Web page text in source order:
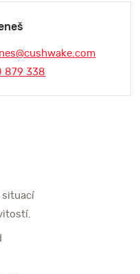
879 338
situací